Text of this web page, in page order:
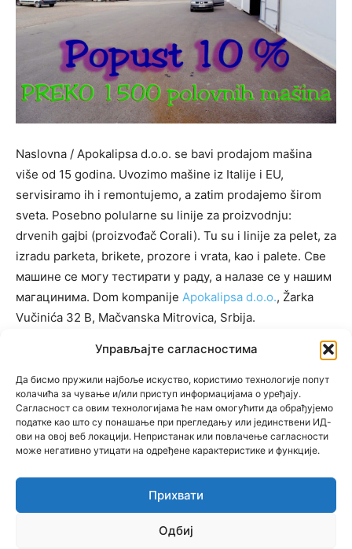
Управљајте сагласностима
Да бисмо пружили најбоље искуство, користимо технологије попут
колачића за чување и/или приступ информацијама о уређају.
Сагласност са овим технологијама ће нам омогућити да обрађујемо
податке као што су понашање при прегледању или јединствени ИД-
ови на овој веб локацији. Непристанак или повлачење сагласности
може негативно утицати на одређене карактеристике и функције.
Прихвати
Одбиј
Naslovna / Apokalipsa d.o.o. se bavi prodajom mašina
više od 15 godina. Uvozimo mašine iz Italije i EU,
servisiramo ih i remontujemo, a zatim prodajemo širom
sveta. Posebno polularne su linije za proizvodnju:
drvenih gajbi (proizvođač Corali). Tu su i linije za pelet, za
izradu parketa, brikete, prozore i vrata, kao i palete. Све
машине се могу тестирати у раду, а налазе се у нашим
магацинима. Dom kompanije Apokalipsa d.o.o., Žarka
Vučinića 32 B, Mačvanska Mitrovica, Srbija.
KATEGORIJE
KATEGORIJE
© Newspaper WordPress Theme by TagDiv